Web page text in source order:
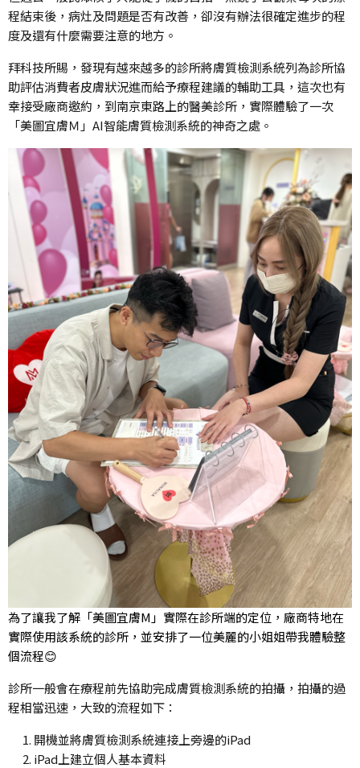
程結束後，病灶及問題是否有改善，卻沒有辦法很確定進步的程
度及還有什麼需要注意的地方。
拜科技所賜，發現有越來越多的診所將膚質檢測系統列為診所協
助評估消費者皮膚狀況進而給予療程建議的輔助工具，這次也有
幸接受廠商邀約，到南京東路上的醫美診所，實際體驗了一次
「美圖宜膚Ｍ」AI智能膚質檢測系統的神奇之處。
為了讓我了解「美圖宜膚M」實際在診所端的定位，廠商特地在
實際使用該系統的診所，並安排了一位美麗的小姐姐帶我體驗整
個流程😊
診所一般會在療程前先協助完成膚質檢測系統的拍攝，拍攝的過
程相當迅速，大致的流程如下：
開機並將膚質檢測系統連接上旁邊的iPad
iPad上建立個人基本資料